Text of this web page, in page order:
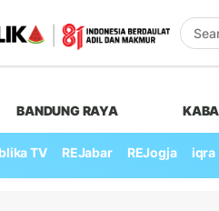
BANDUNG RAYA
TV REJabar REJogja iqra